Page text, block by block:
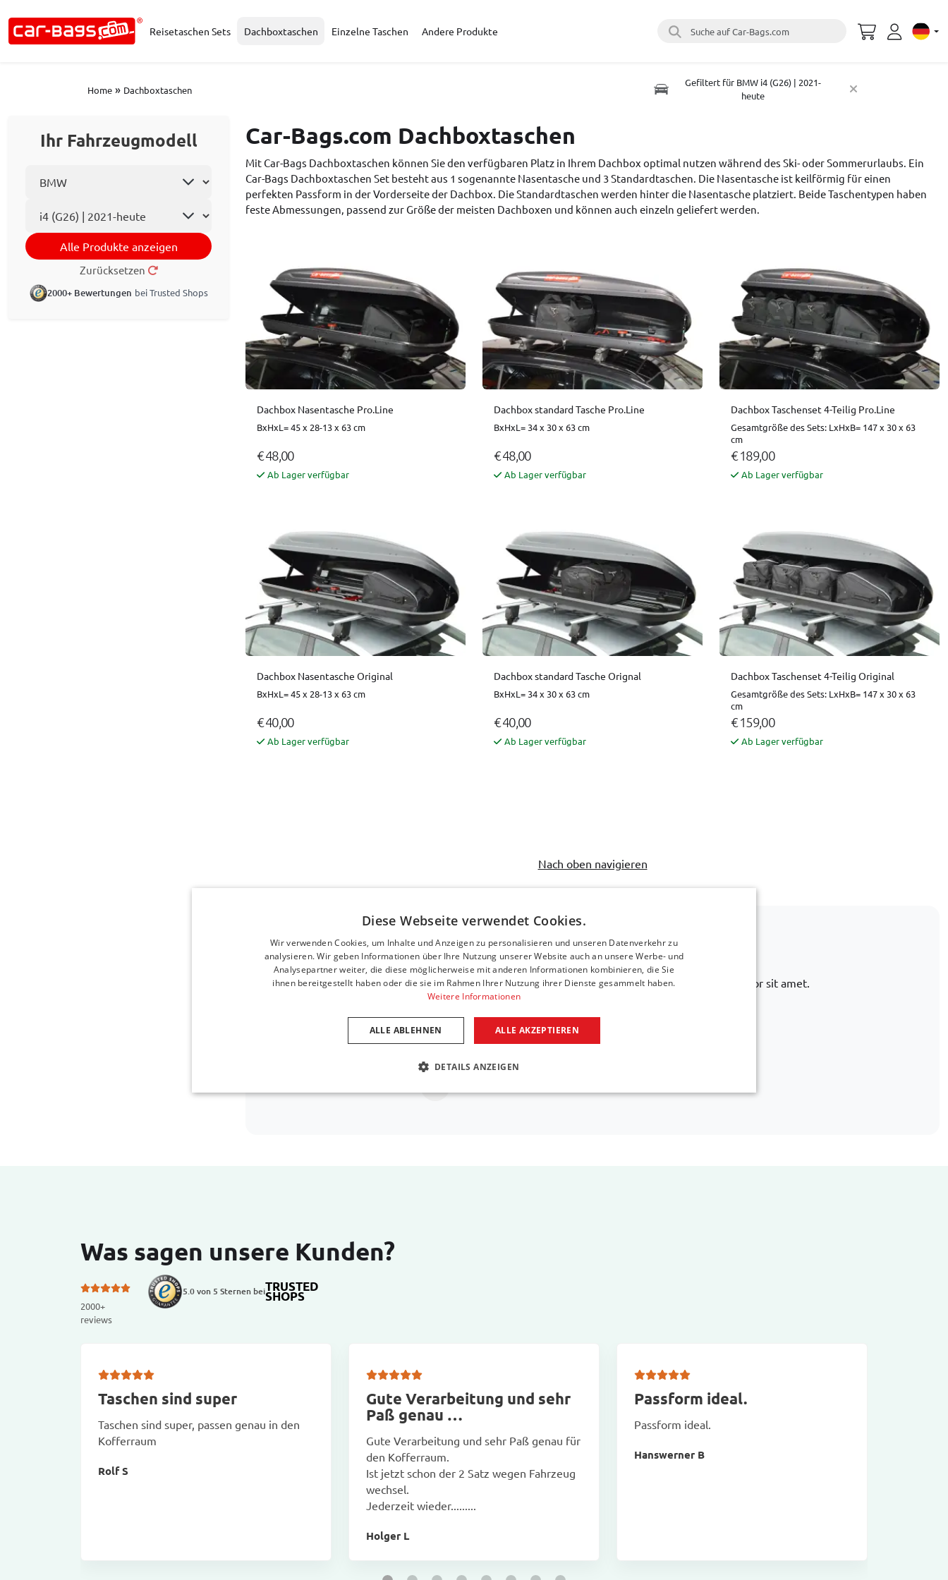
Reisetaschen Sets Dachboxtaschen Einzelne Taschen Andere Produkte Suche auf Car-Bags.com Select
Home » Dachboxtaschen
Gefiltert für BMW i4 (G26) | 2021-
heute
Ihr Fahrzeugmodell
Alle Produkte anzeigen
Zurücksetzen
2000+ Bewertungen bei Trusted Shops
Car-Bags.com Dachboxtaschen
Mit Car-Bags Dachboxtaschen können Sie den verfügbaren Platz in Ihrem Dachbox optimal nutzen während des Ski- oder Sommerurlaubs. Ein
Car-Bags Dachboxtaschen Set besteht aus 1 sogenannte Nasentasche und 3 Standardtaschen. Die Nasentasche ist keilförmig für einen
perfekten Passform in der Vorderseite der Dachbox. Die Standardtaschen werden hinter die Nasentasche platziert. Beide Taschentypen haben
feste Abmessungen, passend zur Größe der meisten Dachboxen und können auch einzeln geliefert werden.
Dachbox Nasentasche Pro.Line
BxHxL= 45 x 28-13 x 63 cm
€ 48,00
Ab Lager verfügbar
Dachbox standard Tasche Pro.Line
BxHxL= 34 x 30 x 63 cm
€ 48,00
Ab Lager verfügbar
Dachbox Taschenset 4-Teilig Pro.Line
Gesamtgröße des Sets: LxHxB= 147 x 30 x 63
cm
€ 189,00
Ab Lager verfügbar
Dachbox Nasentasche Original
BxHxL= 45 x 28-13 x 63 cm
€ 40,00
Ab Lager verfügbar
Dachbox standard Tasche Orignal
BxHxL= 34 x 30 x 63 cm
€ 40,00
Ab Lager verfügbar
Dachbox Taschenset 4-Teilig Original
Gesamtgröße des Sets: LxHxB= 147 x 30 x 63
cm
€ 159,00
Ab Lager verfügbar
Nach oben navigieren
Ist Ihr Automodell nicht dabei?
Wir helfen Ihnen gerne weiter, eine Alternative zu finden. Lorem ipsum dolor sit amet.
Aut necessitatibus atque ea quia debitis
Rufen Sie uns an unter
Was sagen unsere Kunden?
2000+
reviews
5.0 von 5 Sternen beiTRUSTED
SHOPS
Taschen sind super
Taschen sind super, passen genau in den
Kofferraum
Rolf S
Gute Verarbeitung und sehr
Paß genau …
Gute Verarbeitung und sehr Paß genau für
den Kofferraum.
Ist jetzt schon der 2 Satz wegen Fahrzeug
wechsel.
Jederzeit wieder.........
Holger L
Passform ideal.
Passform ideal.
Hanswerner B
Diese Webseite verwendet Cookies.
Wir verwenden Cookies, um Inhalte und Anzeigen zu personalisieren und unseren Datenverkehr zu
analysieren. Wir geben Informationen über Ihre Nutzung unserer Website auch an unsere Werbe- und
Analysepartner weiter, die diese möglicherweise mit anderen Informationen kombinieren, die Sie
ihnen bereitgestellt haben oder die sie im Rahmen Ihrer Nutzung ihrer Dienste gesammelt haben.
Weitere Informationen
ALLE AKZEPTIEREN
ALLE ABLEHNEN
DETAILS ANZEIGEN